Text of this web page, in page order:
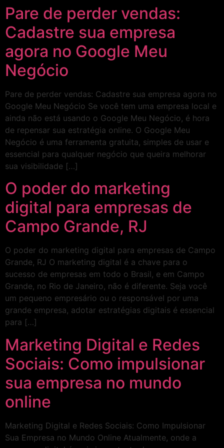
Pare de perder vendas:
Cadastre sua empresa
agora no Google Meu
Negócio
Pare de perder vendas: Cadastre sua empresa agora no
Google Meu Negócio Se você tem uma empresa local e
ainda não está usando o Google Meu Negócio, é hora
de repensar sua estratégia online. O Google Meu
Negócio é uma ferramenta gratuita, simples de usar e
essencial para qualquer negócio que queira melhorar
sua visibilidade […]
O poder do marketing
digital para empresas de
Campo Grande, RJ
O poder do marketing digital para empresas de Campo
Grande, RJ O marketing digital é a chave para o
sucesso de empresas em todo o Brasil, e em Campo
Grande, no Rio de Janeiro, não é diferente. Seja você
um pequeno empresário ou o responsável por uma
grande empresa, adotar estratégias digitais é essencial
para […]
Marketing Digital e Redes
Sociais: Como impulsionar
sua empresa no mundo
online
Marketing Digital e Redes Sociais: Como Impulsionar
Sua Empresa no Mundo Online Atualmente, onde a